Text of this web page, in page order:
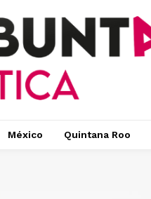
México Quintana Roo